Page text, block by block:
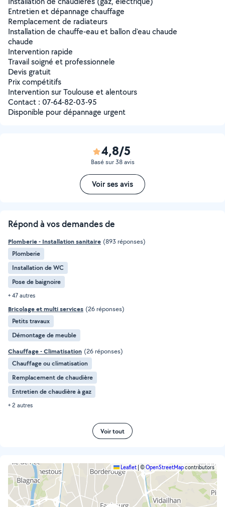
Entretien et dépannage chauffage
Remplacement de radiateurs
Installation de chauffe-eau et ballon d'eau chaude
chaude
Intervention rapide
Travail soigné et professionnele
Devis gratuit
Prix compétitifs
Intervention sur Toulouse et alentours
Contact : 07-64-82-03-95
Disponible pour dépannage urgent
4,8/5
Basé sur 38 avis
Voir ses avis
Répond à vos demandes de
Plomberie - Installation sanitaire (893 réponses)
Plomberie
Installation de WC
Pose de baignoire
+ 47 autres
Bricolage et multi services (26 réponses)
Petits travaux
Démontage de meuble
Chauffage - Climatisation (26 réponses)
Chauffage ou climatisation
Remplacement de chaudière
Entretien de chaudière à gaz
+ 2 autres
Voir tout
Leaflet ©OpenStreetMapcontributors